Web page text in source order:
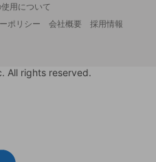
用について
ポリシー 会社概要
採用情報
All rights reserved.